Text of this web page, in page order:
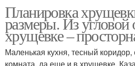
Планировка
размеры. Из
хрущевке –
Маленькая кухня, тесный коридор,
комната, да еще и в хрущевке.